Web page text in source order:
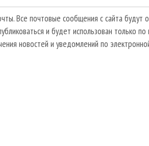
Все почтовые сообщения с сайта будут
и будет использован только
новостей и уведомлений по